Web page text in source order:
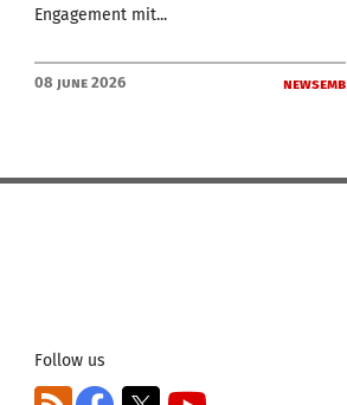
Engagement mit...
08 June 2026 newsemb
Follow us
Facebook
X
RSS